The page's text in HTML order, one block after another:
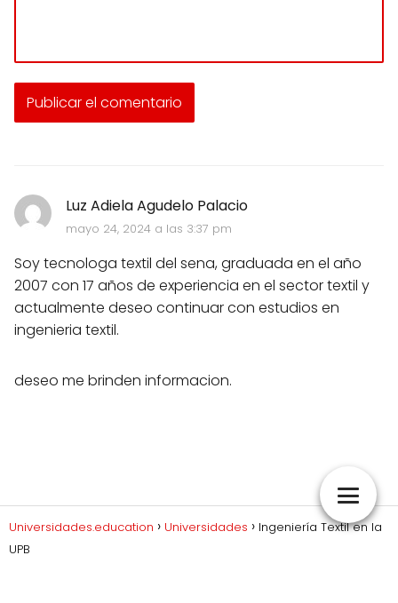
Luz Adiela Agudelo Palacio
mayo 24, 2024 a las 3:37 pm
Soy tecnologa textil del sena, graduada en el año
2007 con 17 años de experiencia en el sector textil y
actualmente deseo continuar con estudios en
ingenieria textil.
deseo me brinden informacion.
Universidades.education Universidades
Ingeniería Textil en la
UPB